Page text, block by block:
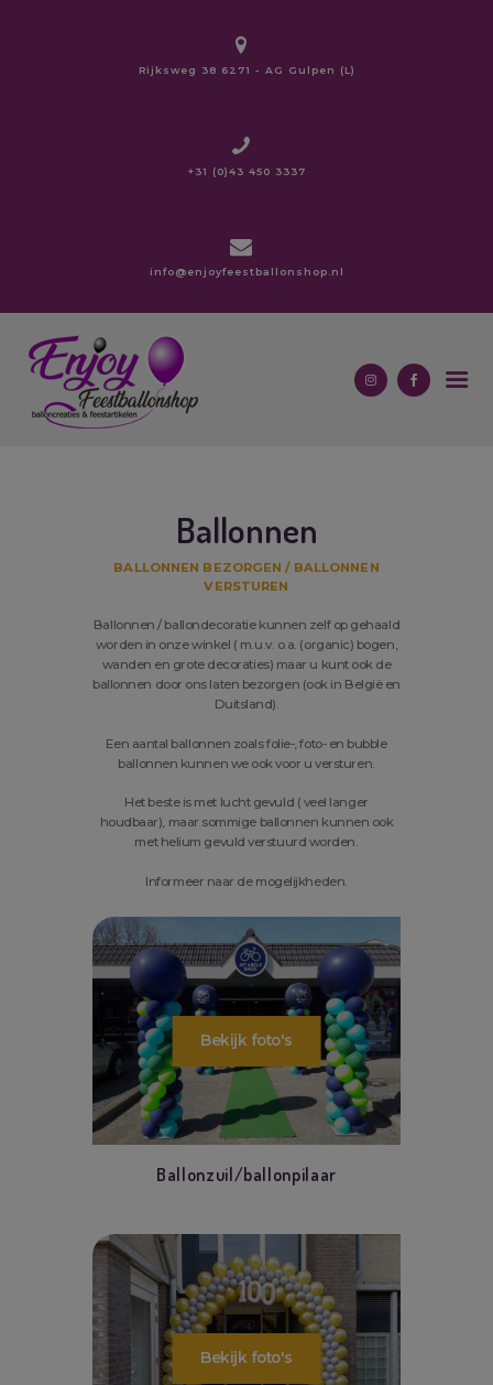
Rijksweg 38 6271 - AG Gulpen (L)
+31 (0)43 450 3337
info@enjoyfeestballonshop.nl
HOME
OVER ONS
BEDRUKKINGEN
CONTACT
Ballonnen
BALLONNEN BEZORGEN / BALLONNEN
VERSTUREN
Ballonnen / ballondecoratie kunnen zelf op gehaald
worden in onze winkel ( m.u.v. o.a. (organic) bogen,
wanden en grote decoraties) maar u kunt ook de
ballonnen door ons laten bezorgen (ook in België en
Duitsland).
Een aantal ballonnen zoals folie-, foto- en bubble
ballonnen kunnen we ook voor u versturen.
Het beste is met lucht gevuld ( veel langer
houdbaar), maar sommige ballonnen kunnen ook
met helium gevuld verstuurd worden.
Informeer naar de mogelijkheden.
Ballonzuil/ballonpilaar